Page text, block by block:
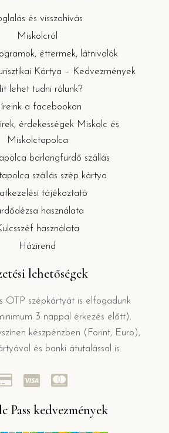
és visszahívás
Miskolcról
éttermek, látnivalók
Kártya – Kedvezmények
lehet tudni rólunk?
a facebookon
érdekességek Miskolc és
Miskolctapolca
barlangfürdő szállás
szállás szép kártya
tájékoztató
használata
használata
Házirend
lehetőségek
OTP szépkártyát is elfogadunk
3 nappal érkezés előtt).
készpénzben (Forint, Euro),
és banki átutalással is.
Pass kedvezmények